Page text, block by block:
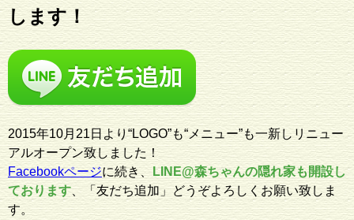
します！
2015年10月21日より“LOGO”も“メニュー”も一新しリニュー
アルオープン致しました！
Facebookページに続き、
LINE@森ちゃんの隠れ家も開設し
ております、「友だち追加」どうぞよろしくお願い致しま
す。